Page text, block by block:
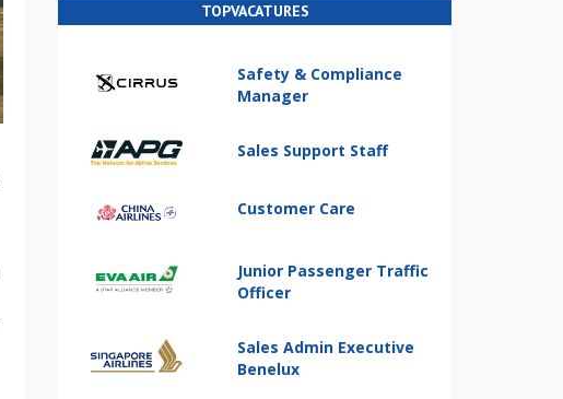
TOPVACATURES
Safety & Compliance
Manager
Sales Support Staff
Customer Care
Junior Passenger Traffic
Officer
Sales Admin Executive
Benelux